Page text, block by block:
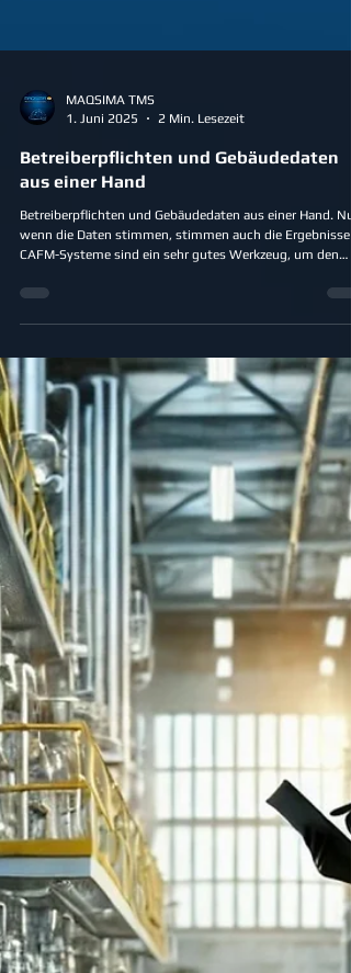
MAQSIMA TMS
1. Juni 2025
2 Min. Lesezeit
Betreiberpflichten und Gebäudedaten
aus einer Hand
Betreiberpflichten und Gebäudedaten aus einer Hand. Nur
wenn die Daten stimmen, stimmen auch die Ergebnisse
CAFM-Systeme sind ein sehr gutes Werkzeug, um den
Betrieb von Immobilien dauerhaft zu managen. Allerdings
haben CAFM-Systeme einen großen Nachteil. Die für
Betrieb des CAFM-Systems notwendigen Daten zum
Gebäude und zu den Betreiberpflichten fehlen bei einer
Einführung.